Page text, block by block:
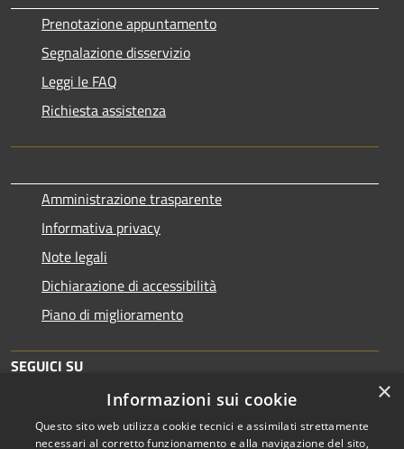
Prenotazione appuntamento
Segnalazione disservizio
Leggi le FAQ
Richiesta assistenza
Amministrazione trasparente
Informativa privacy
Note legali
Dichiarazione di accessibilità
Piano di miglioramento
SEGUICI SU
×
Informazioni sui cookie
Questo sito web utilizza cookie tecnici e assimilati strettamente
necessari al corretto funzionamento e alla navigazione del sito,